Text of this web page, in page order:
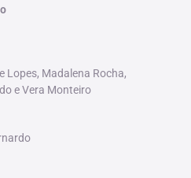
Lopes, Madalena Rocha,
e Vera Monteiro